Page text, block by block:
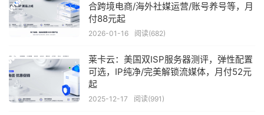
合跨境电商/海外社媒运营/账号养号等，月
付88元起
2026-01-16 阅读(682)
莱卡云：美国双ISP服务器测评，弹性配置
可选，IP纯净/完美解锁流媒体，月付52元
起
2025-12-17 阅读(991)